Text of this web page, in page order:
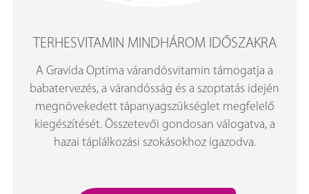
TERHESVITAMIN MINDHÁROM IDŐSZAKRA
A Gravida Optima várandósvitamin támogatja a
babatervezés, a várandósság és a szoptatás idején
megnövekedett tápanyagszükséglet megfelelő
kiegészítését. Összetevői gondosan válogatva, a
hazai táplálkozási szokásokhoz igazodva.